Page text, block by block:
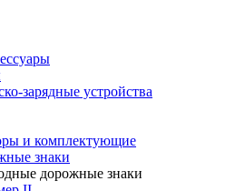
зарядные устройства
и комплектующие
знаки
дорожные знаки